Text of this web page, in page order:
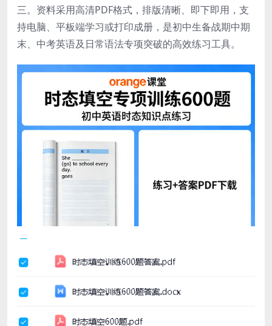
三。资料采用高清PDF格式，排版清晰、即下即用，支
持电脑、平板端学习或打印成册，是初中生备战期中期
末、中考英语及日常语法专项突破的高效练习工具。